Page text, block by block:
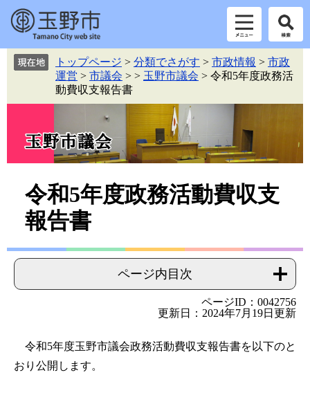
トップページ > 分類でさがす > 市政情報 > 市政
運営 > 市議会 > > 玉野市議会 > 令和5年度政務活
動費収支報告書
令和5年度政務活動費収支
報告書
ページ内目次
ページID：0042756
更新日：2024年7月19日更新
令和5年度玉野市議会政務活動費収支報告書を以下のと
おり公開します。